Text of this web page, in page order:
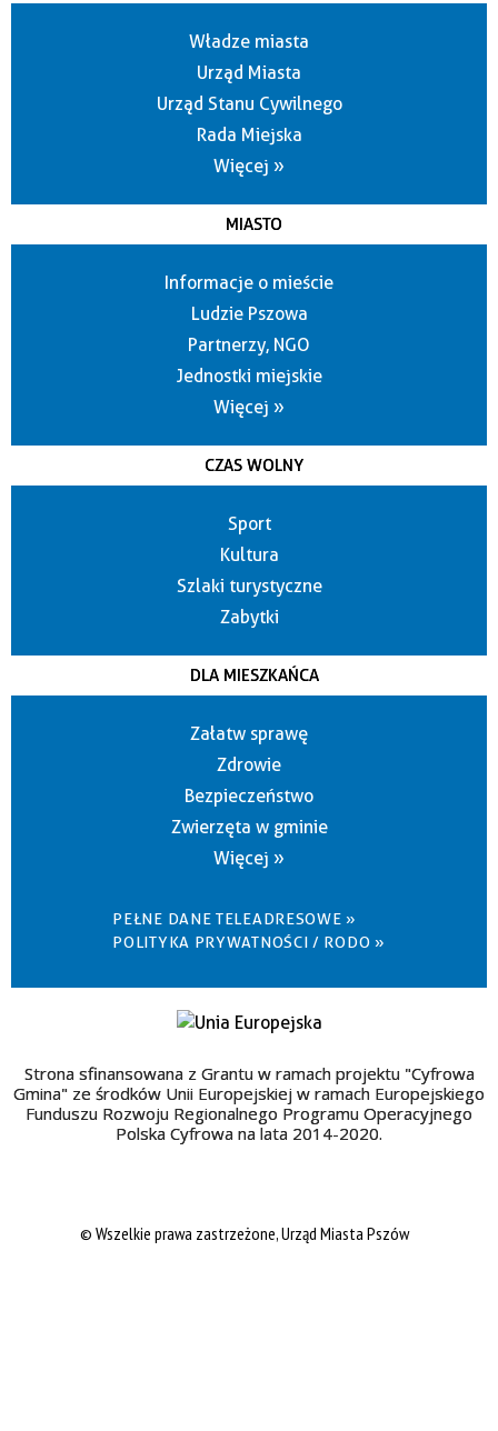
Władze miasta
Urząd Miasta
Urząd Stanu Cywilnego
Rada Miejska
Więcej »
MIASTO
Informacje o mieście
Ludzie Pszowa
Partnerzy, NGO
Jednostki miejskie
Więcej »
CZAS WOLNY
Sport
Kultura
Szlaki turystyczne
Zabytki
DLA MIESZKAŃCA
Załatw sprawę
Zdrowie
Bezpieczeństwo
Zwierzęta w gminie
Więcej »
PEŁNE DANE TELEADRESOWE »
POLITYKA PRYWATNOŚCI / RODO »
Strona sfinansowana z Grantu w ramach projektu "Cyfrowa
Gmina" ze środków Unii Europejskiej w ramach Europejskiego
Funduszu Rozwoju Regionalnego Programu Operacyjnego
Polska Cyfrowa na lata 2014-2020.
© Wszelkie prawa zastrzeżone, Urząd Miasta Pszów